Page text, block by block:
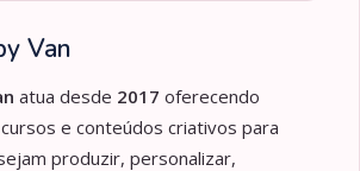
Van
atua desde 2017 oferecendo
e conteúdos criativos para
produzir, personalizar,